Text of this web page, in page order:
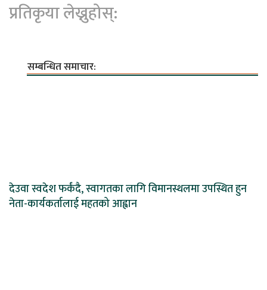
प्रतिकृया लेख्नुहोस्:
सम्बन्धित समाचार:
देउवा स्वदेश फर्कंदै, स्वागतका लागि विमानस्थलमा उपस्थित हुन
नेता-कार्यकर्तालाई महतको आह्वान